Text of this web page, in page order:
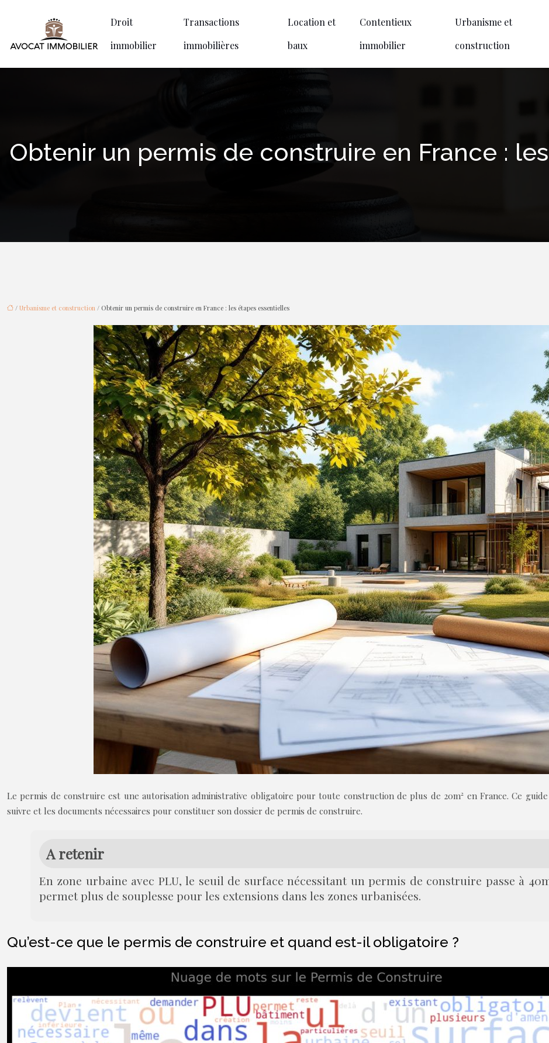
Droit
immobilier
Transactions
immobilières
Location et
baux
Contentieux
immobilier
Urbanisme et
construction
Obtenir un permis de construire en France :
/ Urbanisme et construction / Obtenir un permis de construire en France : les étapes essentielles
Le permis de construire est une autorisation administrative obligatoire pour toute construction de plus de 20m² en France. Ce
suivre et les documents nécessaires pour constituer son dossier de permis de construire.
A retenir
En zone urbaine avec PLU, le seuil de surface nécessitant un permis de construire passe à
permet plus de souplesse pour les extensions dans les zones urbanisées.
Qu’est-ce que le permis de construire et quand est-il obligatoire ?